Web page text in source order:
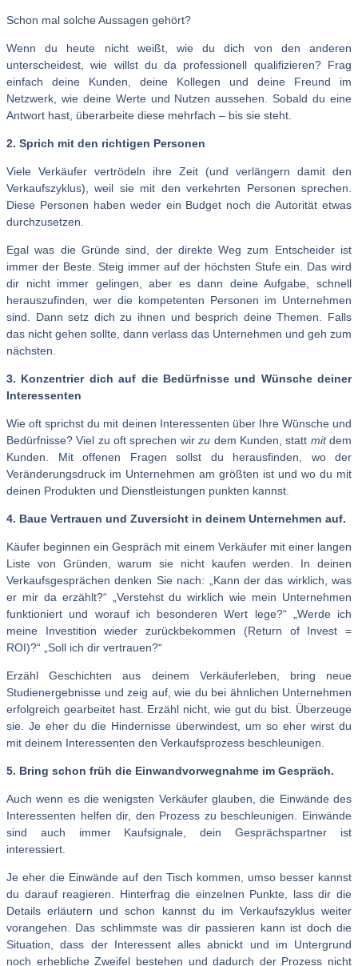
Schon mal solche Aussagen gehört?
Wenn du heute nicht weißt, wie du dich von den anderen
unterscheidest, wie willst du da professionell qualifizieren? Frag
einfach deine Kunden, deine Kollegen und deine Freund im
Netzwerk, wie deine Werte und Nutzen aussehen. Sobald du eine
Antwort hast, überarbeite diese mehrfach – bis sie steht.
2. Sprich mit den richtigen Personen
Viele Verkäufer vertrödeln ihre Zeit (und verlängern damit den
Verkaufszyklus), weil sie mit den verkehrten Personen sprechen.
Diese Personen haben weder ein Budget noch die Autorität etwas
durchzusetzen.
Egal was die Gründe sind, der direkte Weg zum Entscheider ist
immer der Beste. Steig immer auf der höchsten Stufe ein. Das wird
dir nicht immer gelingen, aber es dann deine Aufgabe, schnell
herauszufinden, wer die kompetenten Personen im Unternehmen
sind. Dann setz dich zu ihnen und besprich deine Themen. Falls
das nicht gehen sollte, dann verlass das Unternehmen und geh zum
nächsten.
3. Konzentrier dich auf die Bedürfnisse und Wünsche deiner
Interessenten
Wie oft sprichst du mit deinen Interessenten über Ihre Wünsche und
Bedürfnisse? Viel zu oft sprechen wirzu dem Kunden, statt mitdem
Kunden. Mit offenen Fragen sollst du herausfinden, wo der
Veränderungsdruck im Unternehmen am größten ist und wo du mit
deinen Produkten und Dienstleistungen punkten kannst.
4. Baue Vertrauen und Zuversicht in deinem Unternehmen auf.
Käufer beginnen ein Gespräch mit einem Verkäufer mit einer langen
Liste von Gründen, warum sie nicht kaufen werden. In deinen
Verkaufsgesprächen denken Sie nach: „Kann der das wirklich, was
er mir da erzählt?“ „Verstehst du wirklich wie mein Unternehmen
funktioniert und worauf ich besonderen Wert lege?“ „Werde ich
meine Investition wieder zurückbekommen (Return of Invest =
ROI)?“ „Soll ich dir vertrauen?“
Erzähl Geschichten aus deinem Verkäuferleben, bring neue
Studienergebnisse und zeig auf, wie du bei ähnlichen Unternehmen
erfolgreich gearbeitet hast. Erzähl nicht, wie gut du bist. Überzeuge
sie. Je eher du die Hindernisse überwindest, um so eher wirst du
mit deinem Interessenten den Verkaufsprozess beschleunigen.
5. Bring schon früh die Einwandvorwegnahme im Gespräch.
Auch wenn es die wenigsten Verkäufer glauben, die Einwände des
Interessenten helfen dir, den Prozess zu beschleunigen. Einwände
sind auch immer Kaufsignale, dein Gesprächspartner ist
interessiert.
Je eher die Einwände auf den Tisch kommen, umso besser kannst
du darauf reagieren. Hinterfrag die einzelnen Punkte, lass dir die
Details erläutern und schon kannst du im Verkaufszyklus weiter
vorangehen. Das schlimmste was dir passieren kann ist doch die
Situation, dass der Interessent alles abnickt und im Untergrund
noch erhebliche Zweifel bestehen und dadurch der Prozess nicht